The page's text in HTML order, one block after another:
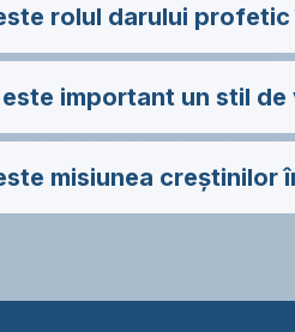
rolul darului
este important un stil
misiunea creștinilor